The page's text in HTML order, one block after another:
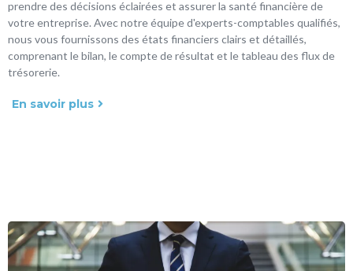
prendre des décisions éclairées et assurer la santé financière de
votre entreprise. Avec notre équipe d'experts-comptables qualifiés,
nous vous fournissons des états financiers clairs et détaillés,
comprenant le bilan, le compte de résultat et le tableau des flux de
trésorerie.
En savoir plus